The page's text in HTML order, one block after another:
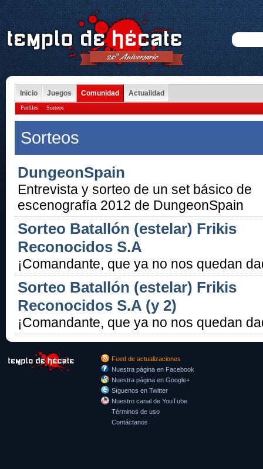
Inicio Juegos Comunidad Actualidad
Perfiles Sorteos
Sorteos
DungeonSpain
Entrevista y sorteo de un set básico de
escenografía 2012 de DungeonSpain
Sorteo Batallón (estelar) Frikis
Reconocidos S.A
¡Comandante, que ya no nos quedan
Sorteo Batallón (estelar) Frikis
Reconocidos S.A (y 2)
¡Comandante, que ya no nos quedan
Feed de actualizaciones
Nuestra página en Facebook
Nuestra página en Google+
Síguenos en Twitter
Nuestro canal de YouTube
Términos de uso
Contáctanos